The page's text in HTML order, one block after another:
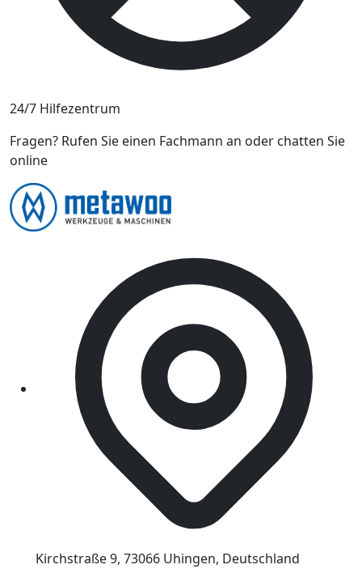
24/7 Hilfezentrum
Fragen? Rufen Sie einen Fachmann an oder chatten Sie
online
Kirchstraße 9, 73066 Uhingen, Deutschland